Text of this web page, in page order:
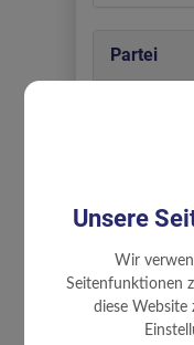
Partei
Unsere
Wir
Seitenfunktionen
diese Website